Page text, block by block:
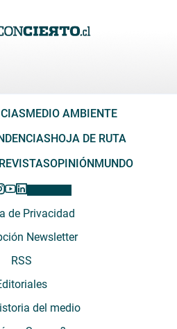
MEDIO AMBIENTE
HOJA DE RUTA
OPINIÓNMUNDO
de Privacidad
Newsletter
RSS
del medio